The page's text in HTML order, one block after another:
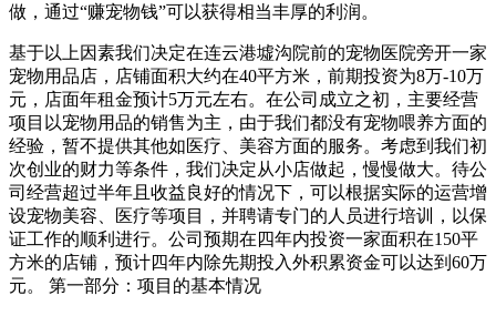
做，通过“赚宠物钱”可以获得相当丰厚的利润。
基于以上因素我们决定在连云港墟沟院前的宠物医院旁开一家
宠物用品店，店铺面积大约在40平方米，前期投资为8万-10万
元，店面年租金预计5万元左右。在公司成立之初，主要经营
项目以宠物用品的销售为主，由于我们都没有宠物喂养方面的
经验，暂不提供其他如医疗、美容方面的服务。考虑到我们初
次创业的财力等条件，我们决定从小店做起，慢慢做大。待公
司经营超过半年且收益良好的情况下，可以根据实际的运营增
设宠物美容、医疗等项目，并聘请专门的人员进行培训，以保
证工作的顺利进行。公司预期在四年内投资一家面积在150平
方米的店铺，预计四年内除先期投入外积累资金可以达到60万
元。 第一部分：项目的基本情况